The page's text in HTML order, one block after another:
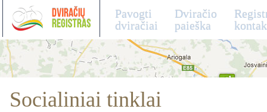
Pavogti
dviračiai
Dviračio
paieška
Socialiniai tinklai